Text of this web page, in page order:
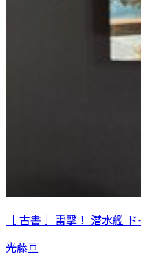
［ 古書 ］雷撃！ 潜水艦
光藤亘